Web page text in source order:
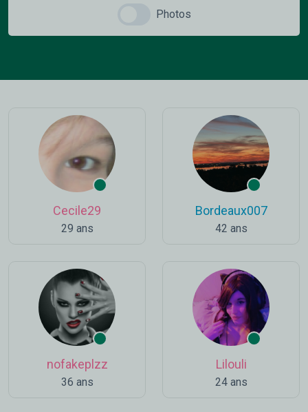
Photos
Cecile29
29 ans
Bordeaux007
42 ans
nofakeplzz
36 ans
Lilouli
24 ans